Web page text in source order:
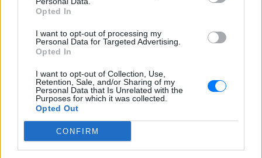
Opted In
I want to opt-out of processing my
Personal Data for Targeted Advertising.
Opted In
I want to opt-out of Collection, Use,
Retention, Sale, and/or Sharing of my
Personal Data that Is Unrelated with the
Purposes for which it was collected.
Opted Out
CONFIRM
Ο έλεγχος για τη συνδρομή των ως άνω
ζητά κάθε αναγκαίο παραστατικό και έγγραφο από
τον πελάτη.
Σε κάθε περίπτωση, τα αιτήματα που αφορούν
πληρωμές εισαγωγών για εμπορικούς σκοπούς θα
πρέπει να υποβάλλονται, ανεξαρτήτως ύψους
ποσού των σχετικών παραστατικών, από τους
ενδιαφερόμενους στα σημεία εξυπηρέτησης της
πελατείας των τραπεζών, σύμφωνα με τις σχετικές